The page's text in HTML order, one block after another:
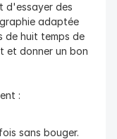
d'essayer des
adaptée
de huit temps de
et donner un bon
:
sans bouger.